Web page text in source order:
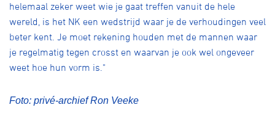
helemaal zeker weet wie je gaat treffen vanuit de hele
wereld, is het NK een wedstrijd waar je de verhoudingen veel
beter kent. Je moet rekening houden met de mannen waar
je regelmatig tegen crosst en waarvan je ook wel ongeveer
weet hoe hun vorm is."
Foto: privé-archief Ron Veeke